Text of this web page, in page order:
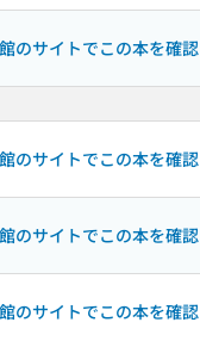
のサイトでこの本を確認
のサイトでこの本を確認
のサイトでこの本を確認
のサイトでこの本を確認